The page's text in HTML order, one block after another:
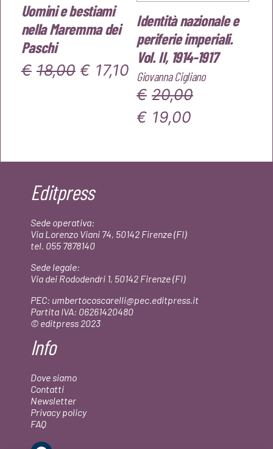
Uomini e bestiami
nella Maremma dei
Paschi
€ 18,00 Il
originale
€18,00.
€ 17,10Il
prezzo
attuale
€17,10.
Identità nazionale e
periferie imperiali.
Vol. II, 1914-1917
Giovanna Cigliano
€ 20,00
Il
originale
€ 19,00Il
attuale
Editpress
Sede operativa:
Via Lorenzo Viani 74, 50142 Firenze (FI)
tel. 055 7878140
Sede legale:
Via dei Rododendri 1, 50142 Firenze (FI)
PEC: umbertocoscarelli@pec.editpress.it
Partita IVA: 06261420480
© editpress 2023
Info
Dove siamo
Contatti
Newsletter
Privacy policy
FAQ